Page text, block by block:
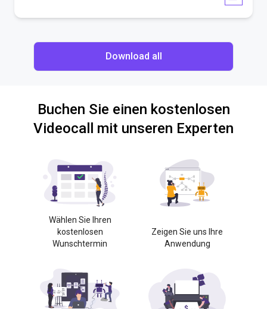
Download all
Buchen Sie einen kostenlosen
Videocall mit unseren Experten
Wählen Sie Ihren
kostenlosen
Wunschtermin
Zeigen Sie uns Ihre
Anwendung